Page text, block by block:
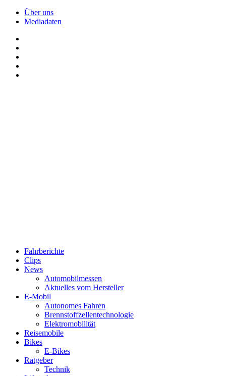
Über uns
Mediadaten
Fahrberichte
Clips
News
Automobilmessen
Aktuelles vom Hersteller
E-Mobil
Autonomes Fahren
Brennstoffzellentechnologie
Elektromobilität
Reisemobile
Bikes
E-Bikes
Ratgeber
Technik